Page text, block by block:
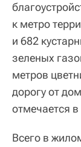
к метро
и 682
зеленых
метров
дорогу от
отмечается
Всего в